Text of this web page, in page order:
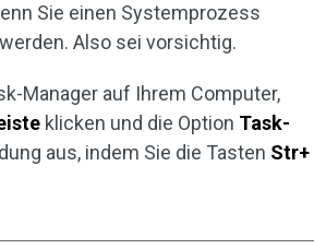
Sie einen Systemprozess
Also sei vorsichtig.
Manager auf Ihrem Computer,
klicken und die Option Task-
aus, indem Sie die Tasten Str+